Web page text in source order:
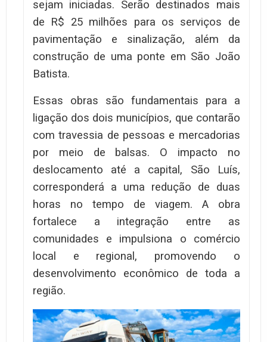
sejam iniciadas. Serão destinados mais
de R$ 25 milhões para os serviços de
pavimentação e sinalização, além da
construção de uma ponte em São João
Batista.
Essas obras são fundamentais para a
ligação dos dois municípios, que contarão
com travessia de pessoas e mercadorias
por meio de balsas. O impacto no
deslocamento até a capital, São Luís,
corresponderá a uma redução de duas
horas no tempo de viagem. A obra
fortalece a integração entre as
comunidades e impulsiona o comércio
local e regional, promovendo o
desenvolvimento econômico de toda a
região.